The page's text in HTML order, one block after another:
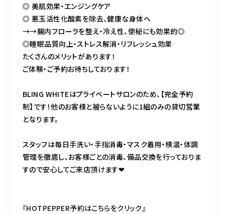
◎ 美肌効果・エンジングケア
◎ 悪玉活性化酸素を除去、健康な身体へ
→→腸内フローラを整え・冷え性、便秘にも効果的◎
◎睡眠品質向上・ストレス解消・リフレッシュ効果
たくさんのメリットがあります！
ご体験・ご予約お待ちしております！
BLING WHITEはプライベートサロンのため、【完全予約
制】です！他のお客様と被らないように1組のみの貸切営業
となります。
スタッフは毎日手洗い・手指消毒・マスク着用・検温・体調
管理を徹底し、お客様ごとの消毒、備品交換を行っておりま
すので安心してご来店頂けます❤︎
『HOTPEPPER予約はこちらをクリック』